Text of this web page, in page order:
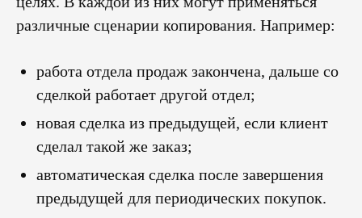
различные сценарии копирования. Например:
работа отдела продаж закончена, дальше со
сделкой работает другой отдел;
новая сделка из предыдущей, если клиент
сделал такой же заказ;
автоматическая сделка после завершения
предыдущей для периодических покупок.